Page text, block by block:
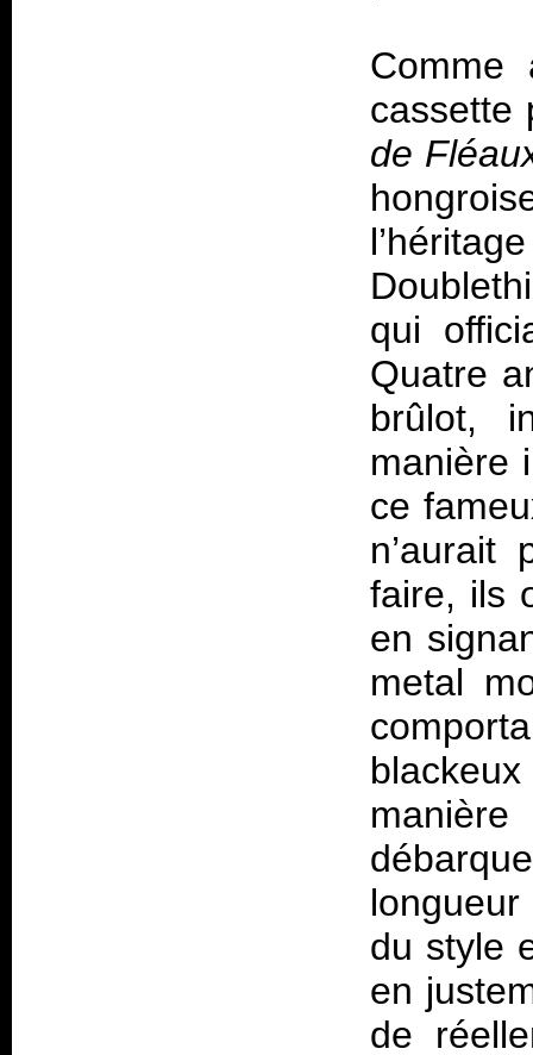
Comme
cassette
de
qui
Quatre
brûlot,
manière
ce
faire, ils
en
metal
du style
en
de